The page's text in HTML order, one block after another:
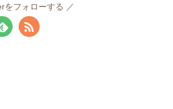
をフォローする